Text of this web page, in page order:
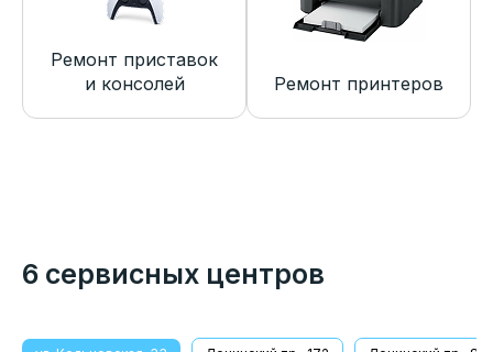
Ремонт приставок
и консолей
Ремонт принтеров
6 сервисных центров